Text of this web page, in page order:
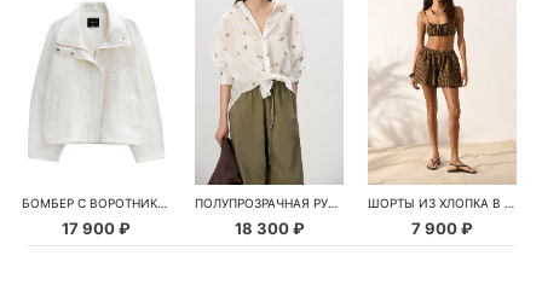
БОМБЕР С ВОРОТНИКОМ-СТОЙКОЙ
17 900 ₽
ПОЛУПРОЗРАЧНАЯ РУБАШКА С РОМАШКАМИ
18 300 ₽
ШОРТЫ ИЗ ХЛОПКА В КЛЕТКУ
7 900 ₽